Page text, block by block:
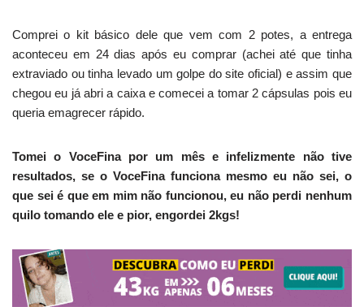
Comprei o kit básico dele que vem com 2 potes, a entrega
aconteceu em 24 dias após eu comprar (achei até que tinha
extraviado ou tinha levado um golpe do site oficial) e assim que
chegou eu já abri a caixa e comecei a tomar 2 cápsulas pois eu
queria emagrecer rápido.
Tomei o VoceFina por um mês e infelizmente não tive
resultados, se o VoceFina funciona mesmo eu não sei, o
que sei é que em mim não funcionou, eu não perdi nenhum
quilo tomando ele e pior, engordei 2kgs!